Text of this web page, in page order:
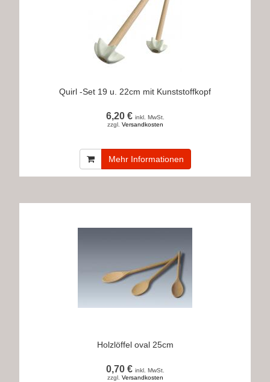
Quirl -Set 19 u. 22cm mit Kunststoffkopf
6,20 € inkl. MwSt.
zzgl. Versandkosten
Mehr Informationen
Holzlöffel oval 25cm
0,70 € inkl. MwSt.
zzgl. Versandkosten